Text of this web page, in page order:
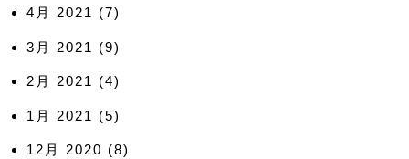
4月 2021 (7)
3月 2021 (9)
2月 2021 (4)
1月 2021 (5)
12月 2020 (8)